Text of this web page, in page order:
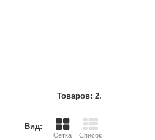
Товаров: 2.
Вид:
Сетка Список